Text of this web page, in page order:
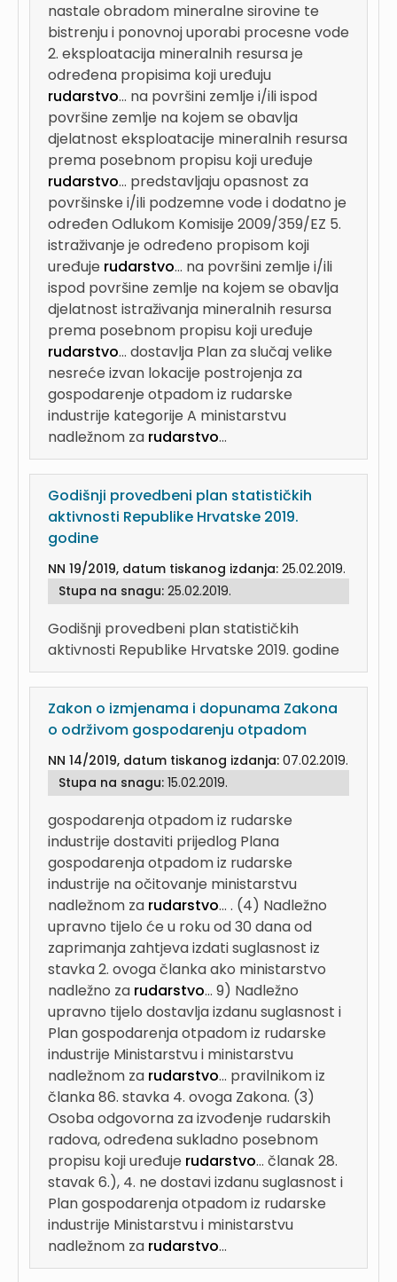
nastale obradom mineralne sirovine te
bistrenju i ponovnoj uporabi procesne vode
2. eksploatacija mineralnih resursa je
određena propisima koji uređuju
rudarstvo... na površini zemlje i/ili ispod
površine zemlje na kojem se obavlja
djelatnost eksploatacije mineralnih resursa
prema posebnom propisu koji uređuje
rudarstvo... predstavljaju opasnost za
površinske i/ili podzemne vode i dodatno je
određen Odlukom Komisije 2009/359/EZ 5.
istraživanje je određeno propisom koji
uređuje rudarstvo... na površini zemlje i/ili
ispod površine zemlje na kojem se obavlja
djelatnost istraživanja mineralnih resursa
prema posebnom propisu koji uređuje
rudarstvo... dostavlja Plan za slučaj velike
nesreće izvan lokacije postrojenja za
gospodarenje otpadom iz rudarske
industrije kategorije A ministarstvu
nadležnom za rudarstvo...
Godišnji provedbeni plan statističkih
aktivnosti Republike Hrvatske 2019.
godine
NN 19/2019, datum tiskanog izdanja: 25.02.2019.
Stupa na snagu: 25.02.2019.
Godišnji provedbeni plan statističkih
aktivnosti Republike Hrvatske 2019. godine
Zakon o izmjenama i dopunama Zakona
o održivom gospodarenju otpadom
NN 14/2019, datum tiskanog izdanja: 07.02.2019.
Stupa na snagu: 15.02.2019.
gospodarenja otpadom iz rudarske
industrije dostaviti prijedlog Plana
gospodarenja otpadom iz rudarske
industrije na očitovanje ministarstvu
nadležnom za rudarstvo... . (4) Nadležno
upravno tijelo će u roku od 30 dana od
zaprimanja zahtjeva izdati suglasnost iz
stavka 2. ovoga članka ako ministarstvo
nadležno za rudarstvo... 9) Nadležno
upravno tijelo dostavlja izdanu suglasnost i
Plan gospodarenja otpadom iz rudarske
industrije Ministarstvu i ministarstvu
nadležnom za rudarstvo... pravilnikom iz
članka 86. stavka 4. ovoga Zakona. (3)
Osoba odgovorna za izvođenje rudarskih
radova, određena sukladno posebnom
propisu koji uređuje rudarstvo... članak 28.
stavak 6.), 4. ne dostavi izdanu suglasnost i
Plan gospodarenja otpadom iz rudarske
industrije Ministarstvu i ministarstvu
nadležnom za rudarstvo...